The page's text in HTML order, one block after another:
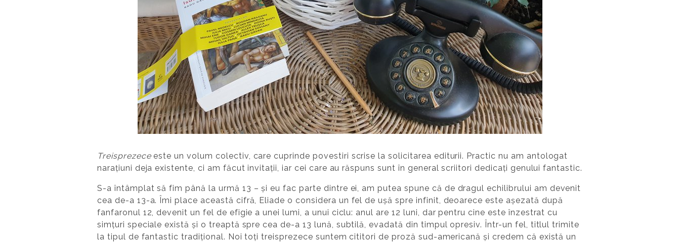
Treisprezeceeste un volum colectiv, care cuprinde povestiri scrise la solicitarea editurii. Practic nu am antologat
narațiuni deja existente, ci am făcut invitații, iar cei care au răspuns sunt în general scriitori dedicați genului fantastic.
S-a întâmplat să fim până la urmă 13 – și eu fac parte dintre ei, am putea spune că de dragul echilibrului am devenit
cea de-a 13-a. Îmi place această cifră, Eliade o considera un fel de ușă spre infinit, deoarece este așezată după
fanfaronul 12, devenit un fel de efigie a unei lumi, a unui ciclu: anul are 12 luni, dar pentru cine este înzestrat cu
simțuri speciale există și o treaptă spre cea de-a 13 lună, subtilă, evadată din timpul opresiv. Într-un fel, titlul trimite
la tipul de fantastic tradițional. Noi toți treisprezece suntem cititori de proză sud-americană și credem că există un